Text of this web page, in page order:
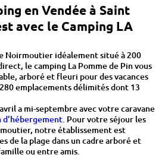
en Vendée à Saint
avec le Camping LA
Noirmoutier idéalement situé à 200
le camping La Pomme de Pin vous
arboré et fleuri pour des vacances
emplacements délimités dont 13
a mi-septembre avec votre caravane
d'hébergement. Pour votre séjour les
notre établissement est
de la plage dans un cadre arboré et
ou entre amis.